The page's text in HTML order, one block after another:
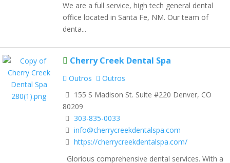
We are a full service, high tech general dental
office located in Santa Fe, NM. Our team of
denta...
Cherry Creek Dental Spa
Outros
Outros
155 S Madison St. Suite #220 Denver, CO
80209
303-835-0033
info@cherrycreekdentalspa.com
https://cherrycreekdentalspa.com/
Glorious comprehensive dental services. With a